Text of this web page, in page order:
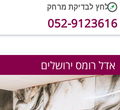
052-9123616
אדל רומס ירושלים